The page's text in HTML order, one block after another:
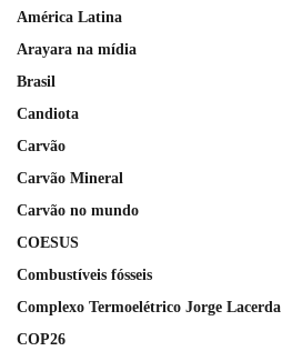
América Latina
Arayara na mídia
Brasil
Candiota
Carvão
Carvão Mineral
Carvão no mundo
COESUS
Combustíveis fósseis
Complexo Termoelétrico Jorge Lacerda
COP26